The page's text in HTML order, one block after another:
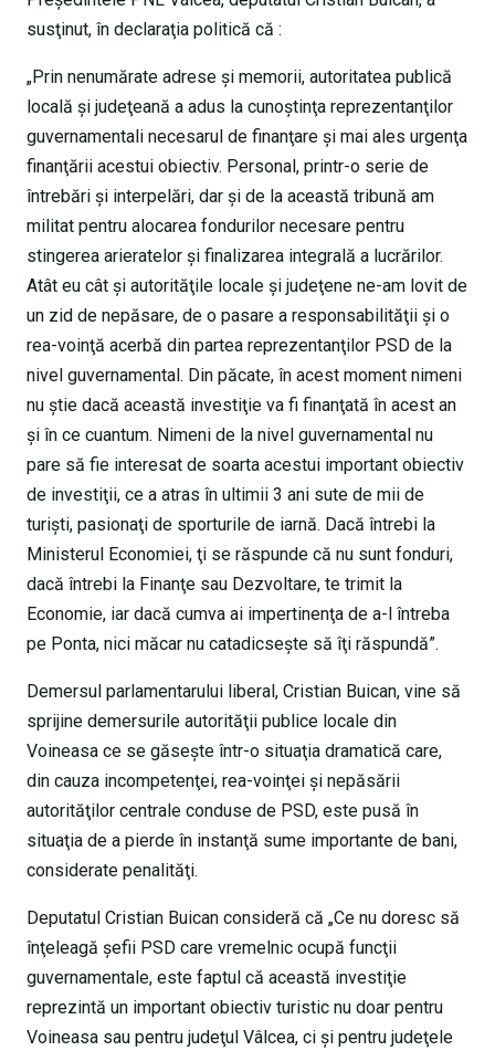
susţinut, în declaraţia politică că :
„Prin nenumărate adrese şi memorii, autoritatea publică
locală şi judeţeană a adus la cunoştinţa reprezentanţilor
guvernamentali necesarul de finanţare şi mai ales urgenţa
finanţării acestui obiectiv. Personal, printr-o serie de
întrebări şi interpelări, dar şi de la această tribună am
militat pentru alocarea fondurilor necesare pentru
stingerea arieratelor şi finalizarea integrală a lucrărilor.
Atât eu cât şi autorităţile locale şi judeţene ne-am lovit de
un zid de nepăsare, de o pasare a responsabilităţii şi o
rea-voinţă acerbă din partea reprezentanţilor PSD de la
nivel guvernamental. Din păcate, în acest moment nimeni
nu ştie dacă această investiţie va fi finanţată în acest an
şi în ce cuantum. Nimeni de la nivel guvernamental nu
pare să fie interesat de soarta acestui important obiectiv
de investiţii, ce a atras în ultimii 3 ani sute de mii de
turişti, pasionaţi de sporturile de iarnă. Dacă întrebi la
Ministerul Economiei, ţi se răspunde că nu sunt fonduri,
dacă întrebi la Finanţe sau Dezvoltare, te trimit la
Economie, iar dacă cumva ai impertinenţa de a-l întreba
pe Ponta, nici măcar nu catadicseşte să îţi răspundă”.
Demersul parlamentarului liberal, Cristian Buican, vine să
sprijine demersurile autorităţii publice locale din
Voineasa ce se găseşte într-o situaţia dramatică care,
din cauza incompetenţei, rea-voinţei şi nepăsării
autorităţilor centrale conduse de PSD, este pusă în
situaţia de a pierde în instanţă sume importante de bani,
considerate penalităţi.
Deputatul Cristian Buican consideră că „Ce nu doresc să
înţeleagă şefii PSD care vremelnic ocupă funcţii
guvernamentale, este faptul că această investiţie
reprezintă un important obiectiv turistic nu doar pentru
Voineasa sau pentru judeţul Vâlcea, ci şi pentru judeţele